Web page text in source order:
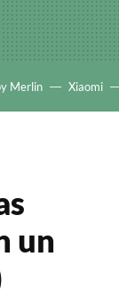
Merlin Xiaomi
un